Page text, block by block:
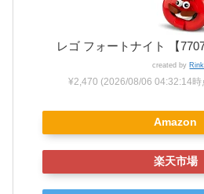
レゴ フォートナイト 【
created by
¥2,470 (2026/08/06 04:32:14
Amazon
楽天市場